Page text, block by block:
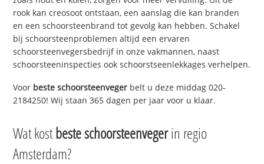
rook kan creosoot ontstaan, een aanslag die kan branden
en een schoorsteenbrand tot gevolg kan hebben. Schakel
bij schoorsteenproblemen altijd een ervaren
schoorsteenvegersbedrijf in onze vakmannen, naast
schoorsteeninspecties ook schoorstseenlekkages verhelpen.
Voor beste schoorsteenveger belt u deze middag 020-
2184250! Wij staan 365 dagen per jaar voor u klaar.
Wat kostbeste schoorsteenvegerin regio
Amsterdam?